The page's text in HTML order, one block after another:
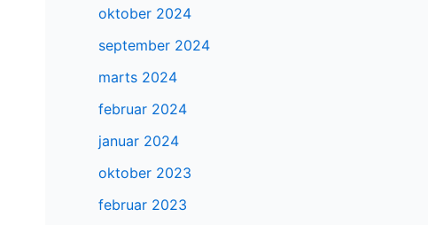
oktober 2024
september 2024
marts 2024
februar 2024
januar 2024
oktober 2023
februar 2023